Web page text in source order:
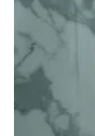
Recherche